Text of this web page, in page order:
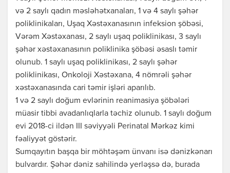
və 2 saylı qadın məsləhətxanaları, 1 və 4 saylı şəhər
poliklinikaları, Uşaq Xəstəxanasının infeksion şöbəsi,
Vərəm Xəstəxanası, 2 saylı uşaq poliklinikası, 3 saylı
şəhər xəstəxanasının poliklinika şöbəsi əsaslı təmir
olunub. 1 saylı uşaq poliklinikası, 2 saylı şəhər
poliklinikası, Onkoloji Xəstəxana, 4 nömrəli şəhər
xəstəxanasında cari təmir işləri aparılıb.
1 və 2 saylı doğum evlərinin reanimasiya şöbələri
müasir tibbi avadanlıqlarla təchiz olunub. 1 saylı doğum
evi 2018-ci ildən III səviyyəli Perinatal Mərkəz kimi
fəaliyyət göstərir.
Sumqayıtın başqa bir möhtəşəm ünvanı isə dənizkənarı
bulvardır. Şəhər dəniz sahilində yerləşsə də, burada